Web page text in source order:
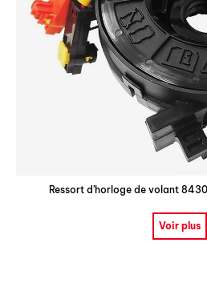
Ressort d'horloge de volant
Voir plus